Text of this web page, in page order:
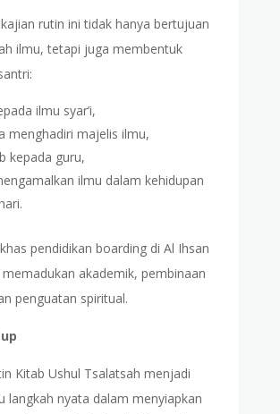
rutin ini tidak hanya bertujuan
ilmu, tetapi juga membentuk
ilmu syar’i,
menghadiri majelis ilmu,
kepada guru,
ilmu dalam kehidupan
pendidikan boarding di Al Ihsan
memadukan akademik, pembinaan
penguatan spiritual.
Kitab Ushul Tsalatsah menjadi
langkah nyata dalam menyiapkan